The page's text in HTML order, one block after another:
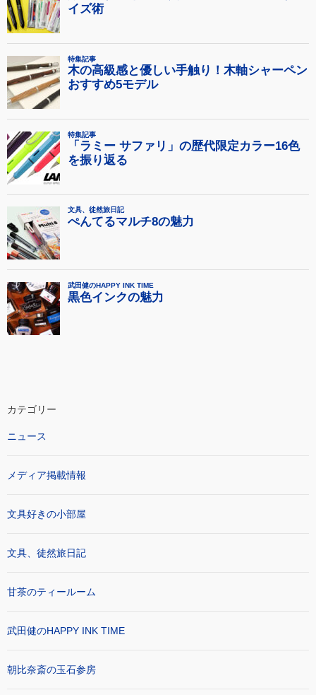
カテゴリー
ニュース
メディア掲載情報
文具好きの小部屋
文具、徒然旅日記
甘茶のティールーム
武田健のHAPPY INK TIME
朝比奈斎の玉石参房